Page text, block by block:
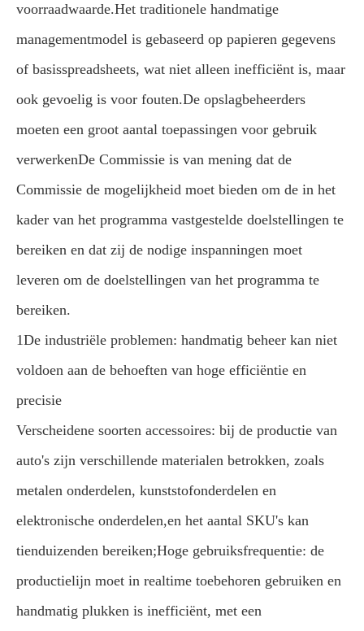
voorraadwaarde.Het traditionele handmatige
managementmodel is gebaseerd op papieren gegevens
of basisspreadsheets, wat niet alleen inefficiënt is, maar
ook gevoelig is voor fouten.De opslagbeheerders
moeten een groot aantal toepassingen voor gebruik
verwerkenDe Commissie is van mening dat de
Commissie de mogelijkheid moet bieden om de in het
kader van het programma vastgestelde doelstellingen te
bereiken en dat zij de nodige inspanningen moet
leveren om de doelstellingen van het programma te
bereiken.
1De industriële problemen: handmatig beheer kan niet
voldoen aan de behoeften van hoge efficiëntie en
precisie
Verscheidene soorten accessoires: bij de productie van
auto's zijn verschillende materialen betrokken, zoals
metalen onderdelen, kunststofonderdelen en
elektronische onderdelen,en het aantal SKU's kan
tienduizenden bereiken;Hoge gebruiksfrequentie: de
productielijn moet in realtime toebehoren gebruiken en
handmatig plukken is inefficiënt, met een